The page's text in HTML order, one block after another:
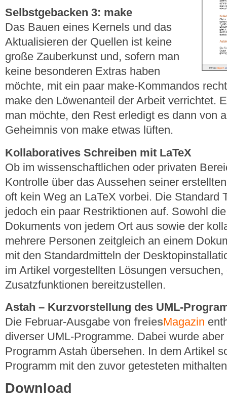
Selbstgebacken 3: make
Das Bauen eines Kernels und das
Aktualisieren der Quellen ist keine
große Zauberkunst und, sofern man
keine besonderen Extras haben
möchte, mit ein paar make-Kommandos
make den Löwenanteil der Arbeit verrichtet.
man möchte, den Rest erledigt es dann von
Geheimnis von make etwas lüften.
Kollaboratives Schreiben mit LaTeX
Ob im wissenschaftlichen oder privaten
Kontrolle über das Aussehen seiner
oft kein Weg an LaTeX vorbei. Die Standard
jedoch ein paar Restriktionen auf. Sowohl
Dokuments von jedem Ort aus sowie der
mehrere Personen zeitgleich an einem
mit den Standardmitteln der
im Artikel vorgestellten Lösungen
Zusatzfunktionen bereitzustellen.
Astah – Kurzvorstellung des UML-
Die Februar-Ausgabe von freiesMagazin
diverser UML-Programme. Dabei wurde
Programm Astah übersehen. In dem Artikel
Programm mit den zuvor getesteten
Download